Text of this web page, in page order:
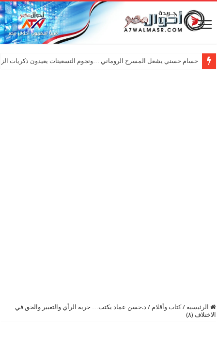
حسام حسني يشعل المسرح الروماني …ونجوم التسعينات يعيدون ذكريات
الرئيسية / كتاب وأقلام / د.حسن عماد يكتب… حرية الرأي والتعبير والحق في
الاختلاف (٨)